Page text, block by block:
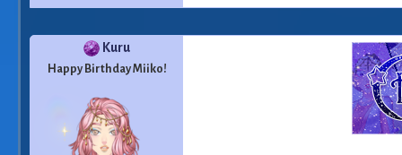
Kuru
Happy Birthday Miiko!